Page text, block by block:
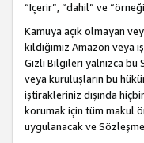
“İçerir”, “dahil” ve
Kamuya açık olmayan
kıldığımız Amazon
Gizli Bilgileri yalnızca bu
veya kuruluşların bu
iştirakleriniz dışında
korumak için tüm makul
uygulanacak ve